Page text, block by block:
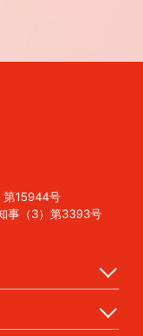
第15944号
事（3）第3393号